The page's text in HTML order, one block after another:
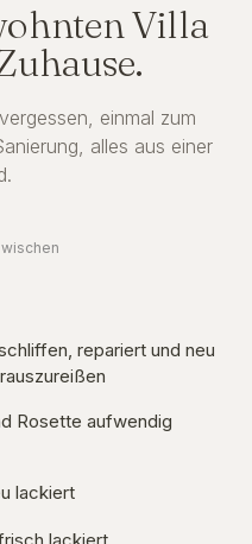
Villa
einmal zum
alles aus einer
repariert und neu
Rosette aufwendig
lackiert